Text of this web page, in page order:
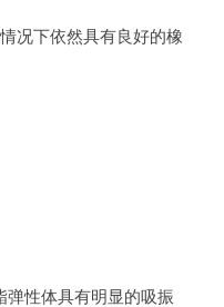
况下依然具有良好的橡
弹性体具有明显的吸振